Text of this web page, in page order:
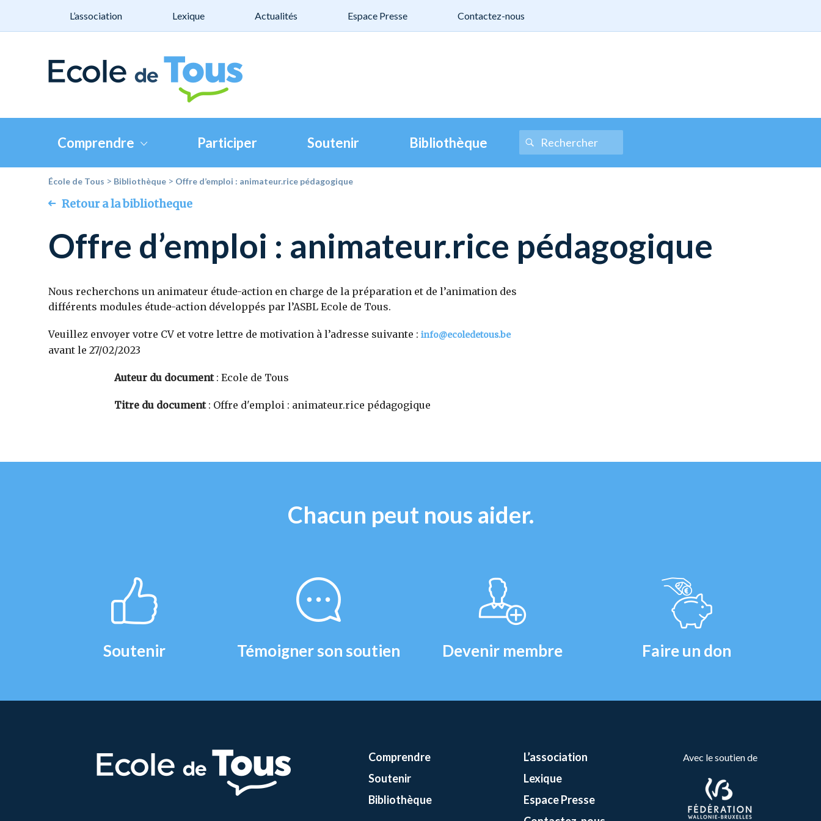
L’association Lexique Actualités Espace Presse Contactez-nous
Comprendre Participer Soutenir Bibliothèque
École de Tous > Bibliothèque > Offre d’emploi : animateur.rice pédagogique
Retour a la bibliotheque
Offre d’emploi : animateur.rice pédagogique
Nous recherchons un animateur étude-action en charge de la préparation et de l’animation des
différents modules étude-action développés par l’ASBL Ecole de Tous.
Veuillez envoyer votre CV et votre lettre de motivation à l’adresse suivante : info@ecoledetous.be
avant le 27/02/2023
Auteur du document: Ecole de Tous
Titre du document: Offre d'emploi : animateur.rice pédagogique
Chacun peut nous aider.
Soutenir Témoigner son soutien Devenir membre Faire un don
Comprendre
Soutenir
Bibliothèque
L’association
Lexique
Espace Presse
Avec le soutien de